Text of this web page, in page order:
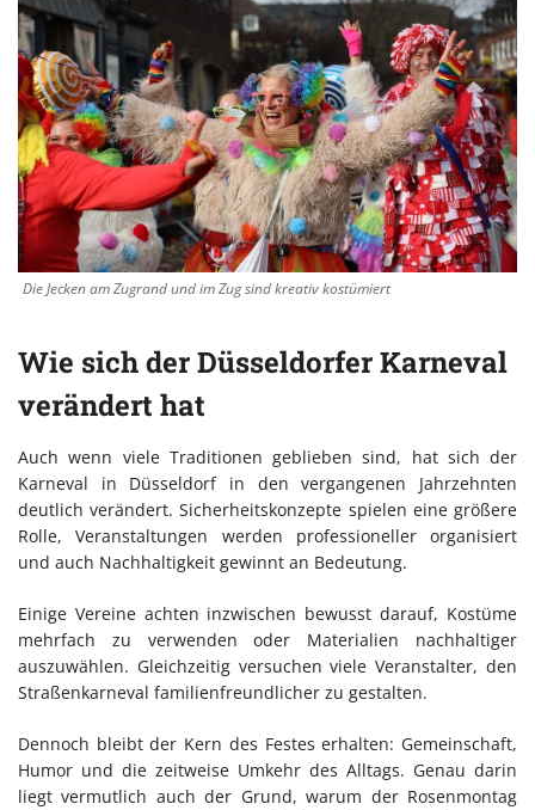
Die Jecken am Zugrand und im Zug sind kreativ kostümiert
Wie sich der Düsseldorfer Karneval
verändert hat
Auch wenn viele Traditionen geblieben sind, hat sich der
Karneval in Düsseldorf in den vergangenen Jahrzehnten
deutlich verändert. Sicherheitskonzepte spielen eine größere
Rolle, Veranstaltungen werden professioneller organisiert
und auch Nachhaltigkeit gewinnt an Bedeutung.
Einige Vereine achten inzwischen bewusst darauf, Kostüme
mehrfach zu verwenden oder Materialien nachhaltiger
auszuwählen. Gleichzeitig versuchen viele Veranstalter, den
Straßenkarneval familienfreundlicher zu gestalten.
Dennoch bleibt der Kern des Festes erhalten: Gemeinschaft,
Humor und die zeitweise Umkehr des Alltags. Genau darin
liegt vermutlich auch der Grund, warum der Rosenmontag